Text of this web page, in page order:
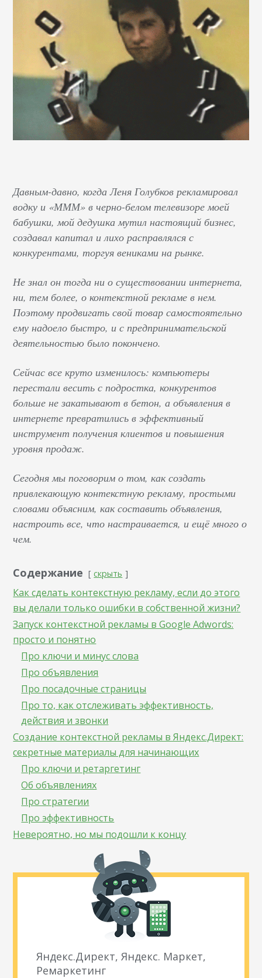
Давным-давно, когда Леня Голубков рекламировал
водку и «МММ» в черно-белом телевизоре моей
бабушки, мой дедушка мутил настоящий бизнес,
создавал капитал и лихо расправлялся с
конкурентами, торгуя вениками на рынке.
Не знал он тогда ни о существовании интернета,
ни, тем более, о контекстной рекламе в нем.
Поэтому продвигать свой товар самостоятельно
ему надоело быстро, и с предпринимательской
деятельностью было покончено.
Сейчас все круто изменилось: компьютеры
перестали весить с подростка, конкурентов
больше не закатывают в бетон, а объявления в
интернете превратились в эффективный
инструмент получения клиентов и повышения
уровня продаж.
Сегодня мы поговорим о том, как создать
привлекающую контекстную рекламу, простыми
словами объясним, как составить объявления,
настроить все, что настраивается, и ещё много о
чем.
Содержание скрыть
Как сделать контекстную рекламу, если до этого
вы делали только ошибки в собственной жизни?
Запуск контекстной рекламы в Google Adwords:
просто и понятно
Про ключи и минус слова
Про объявления
Про посадочные страницы
Про то, как отслеживать эффективность,
действия и звонки
Создание контекстной рекламы в Яндекс.Директ:
секретные материалы для начинающих
Про ключи и ретаргетинг
Об объявлениях
Про стратегии
Про эффективность
Невероятно, но мы подошли к концу
Яндекс.Директ, Яндекс. Маркет,
Ремаркетинг